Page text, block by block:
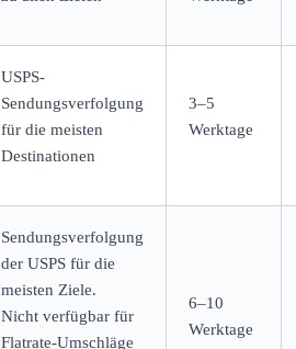
USPS-
Sendungsverfolgung
für die meisten
Destinationen
3–5
Werktage
Sendungsverfolgung
der USPS für die
meisten Ziele.
Nicht verfügbar für
Flatrate-Umschläge
6–10
Werktage